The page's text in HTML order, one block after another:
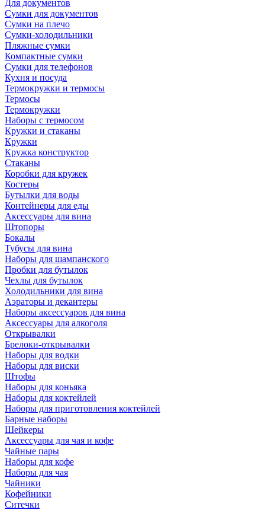
Для документов
Сумки для документов
Сумки на плечо
Сумки-холодильники
Пляжные сумки
Компактные сумки
Сумки для телефонов
Кухня и посуда
Термокружки и термосы
Термосы
Термокружки
Наборы с термосом
Кружки и стаканы
Кружки
Кружка конструктор
Стаканы
Коробки для кружек
Костеры
Бутылки для воды
Контейнеры для еды
Аксессуары для вина
Штопоры
Бокалы
Тубусы для вина
Наборы для шампанского
Пробки для бутылок
Чехлы для бутылок
Холодильники для вина
Аэраторы и декантеры
Наборы аксессуаров для вина
Аксессуары для алкоголя
Открывалки
Брелоки-открывалки
Наборы для водки
Наборы для виски
Штофы
Наборы для коньяка
Наборы для коктейлей
Наборы для приготовления коктейлей
Барные наборы
Шейкеры
Аксессуары для чая и кофе
Чайные пары
Наборы для кофе
Наборы для чая
Чайники
Кофейники
Ситечки